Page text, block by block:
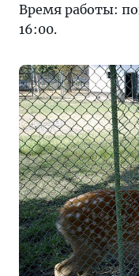
Время работы:
16:00.